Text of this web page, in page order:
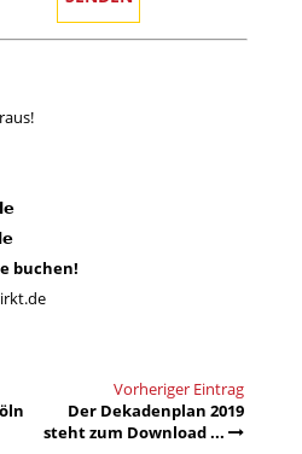
buchen!
Vorheriger Eintrag
Der Dekadenplan 2019
steht zum Download ...